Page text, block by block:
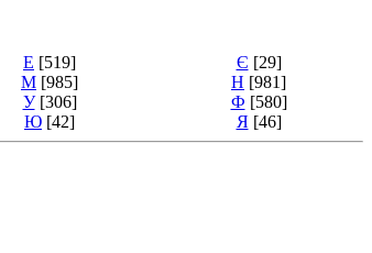
Е [519] Є [29]
М [985] Н [981]
У [306] Ф [580]
Ю [42] Я [46]